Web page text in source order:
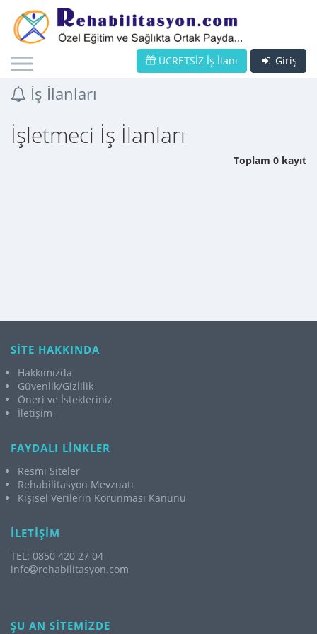
Giriş
ÜCRETSİZ İş İlanı
İş İlanları
İşletmeci İş İlanları
Toplam 0 kayıt
SİTE HAKKINDA
Hakkımızda
Güvenlik/Gizlilik
Öneri ve İstekleriniz
İletişim
FAYDALI LİNKLER
Resmi Siteler
Rehabilitasyon Mevzuatı
Kişisel Verilerin Korunması Kanunu
İLETİŞİM
TEL: 0850 420 27 04
info
rehabilitasyon.com
ŞU AN SİTEMİZDE